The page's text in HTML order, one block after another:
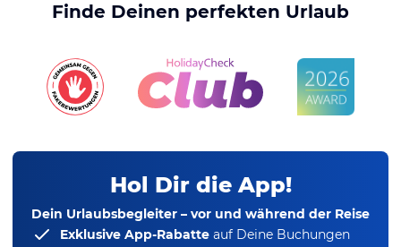
Finde Deinen perfekten Urlaub
Hol Dir die App!
Dein Urlaubsbegleiter – vor und während der Reise
Exklusive App-Rabatte auf Deine Buchungen